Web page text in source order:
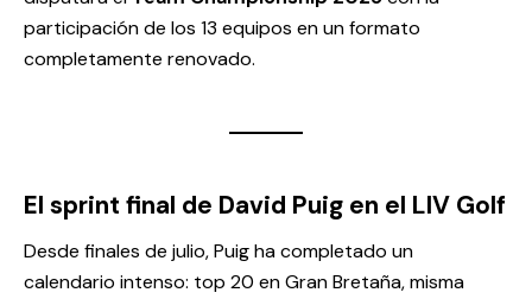
participación de los 13 equipos en un formato
completamente renovado.
El sprint final de David Puig en el LIV Golf
Desde finales de julio, Puig ha completado un
calendario intenso: top 20 en Gran Bretaña, misma